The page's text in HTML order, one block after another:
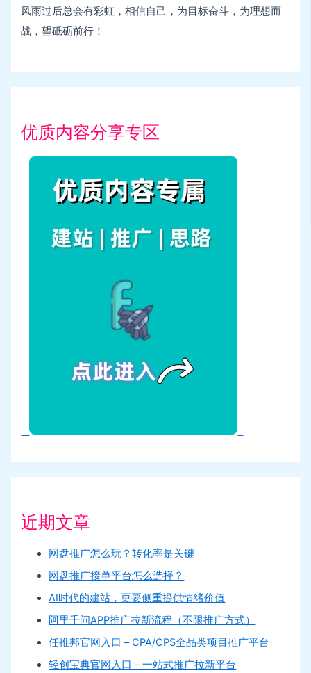
风雨过后总会有彩虹，相信自己，为目标奋斗，为理想而
战，望砥砺前行！
优质内容分享专区
近期文章
网盘推广怎么玩？转化率是关键
网盘推广接单平台怎么选择？
AI时代的建站，更要侧重提供情绪价值
阿里千问APP推广拉新流程（不限推广方式）
任推邦官网入口 – CPA/CPS全品类项目推广平台
轻创宝典官网入口 – 一站式推广拉新平台